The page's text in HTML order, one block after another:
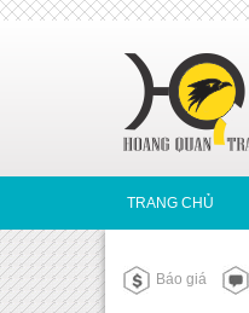
TRANG CHỦ
Báo giá